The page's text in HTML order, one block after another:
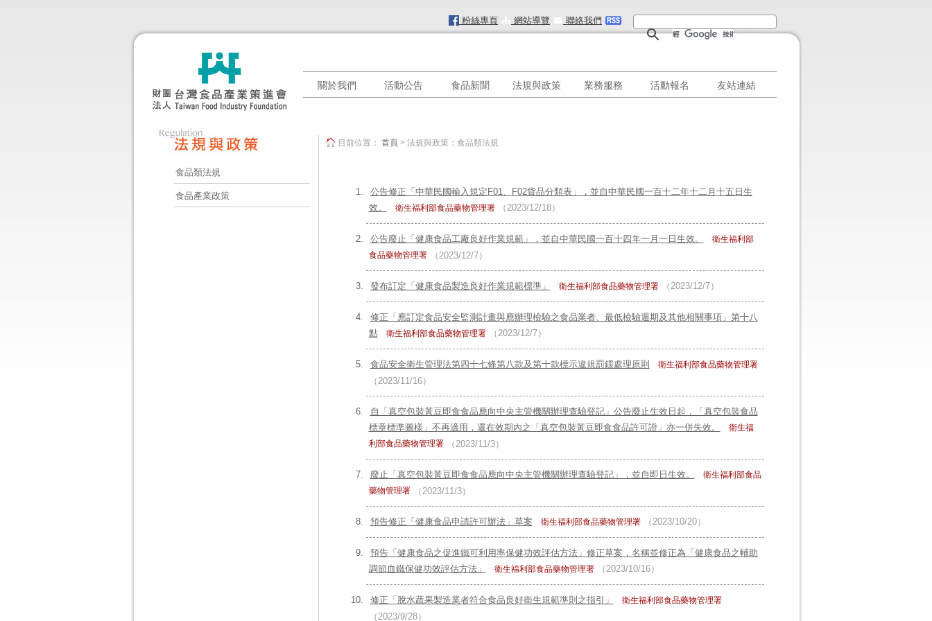
粉絲專頁 網站導覽 聯絡我們
關於我們 活動公告 食品新聞 法規與政策 業務服務 活動報名 友站連結
食品類法規
食品產業政策
目前位置： 首頁> 法規與政策：食品類法規
公告修正「中華民國輸入規定F01、F02貨品分類表」，並自中華民國一百十二年十二月十五日生
效。
衛生福利部食品藥物管理署 （2023/12/18）
公告廢止「健康食品工廠良好作業規範」，並自中華民國一百十四年一月一日生效。 衛生福利部
食品藥物管理署 （2023/12/7）
發布訂定「健康食品製造良好作業規範標準」 衛生福利部食品藥物管理署 （2023/12/7）
修正「應訂定食品安全監測計畫與應辦理檢驗之食品業者、最低檢驗週期及其他相關事項」第十八
點
衛生福利部食品藥物管理署 （2023/12/7）
食品安全衛生管理法第四十七條第八款及第十款標示違規罰鍰處理原則 衛生福利部食品藥物管理署
（2023/11/16）
自「真空包裝黃豆即食食品應向中央主管機關辦理查驗登記」公告廢止生效日起，「真空包裝食品
標章標準圖樣」不再適用，還在效期內之「真空包裝黃豆即食食品許可證」亦一併失效。
衛生福
利部食品藥物管理署 （2023/11/3）
廢止「真空包裝黃豆即食食品應向中央主管機關辦理查驗登記」，並自即日生效。 衛生福利部食品
藥物管理署 （2023/11/3）
預告修正「健康食品申請許可辦法」草案 衛生福利部食品藥物管理署 （2023/10/20）
預告「健康食品之促進鐵可利用率保健功效評估方法」修正草案，名稱並修正為「健康食品之輔助
調節血鐵保健功效評估方法」
衛生福利部食品藥物管理署 （2023/10/16）
修正「脫水蔬果製造業者符合食品良好衛生規範準則之指引」 衛生福利部食品藥物管理署
（2023/9/28）